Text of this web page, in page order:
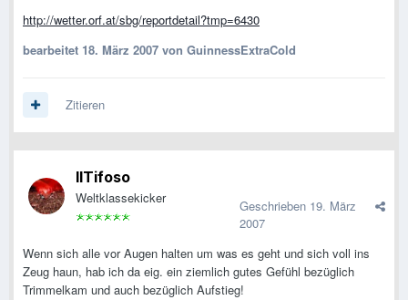
http://wetter.orf.at/sbg/reportdetail?tmp=6430
bearbeitet 18. März 2007 von GuinnessExtraCold
Zitieren
IlTifoso
Weltklassekicker Geschrieben 19. März
2007
Wenn sich alle vor Augen halten um was es geht und sich voll ins
Zeug haun, hab ich da eig. ein ziemlich gutes Gefühl bezüglich
Trimmelkam und auch bezüglich Aufstieg!